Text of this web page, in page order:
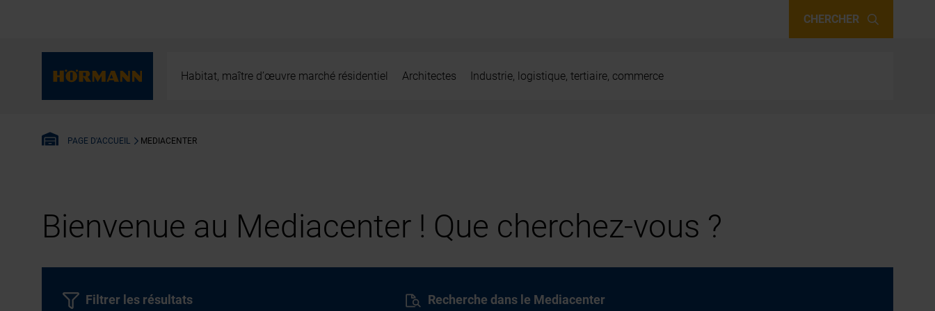
CHERCHER
Habitat, maître d’œuvre marché résidentiel Architectes Industrie, logistique, tertiaire, commerce
PAGE D'ACCUEIL MEDIACENTER
Bienvenue au Mediacenter ! Que cherchez-vous ?
Recherche dans le Mediacenter
Filtrer les résultats